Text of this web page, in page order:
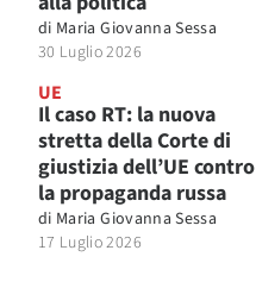
di Maria Giovanna Sessa
30 Luglio 2026
UE
Il caso RT: la nuova
stretta della Corte di
giustizia dell’UE contro
la propaganda russa
di Maria Giovanna Sessa
17 Luglio 2026